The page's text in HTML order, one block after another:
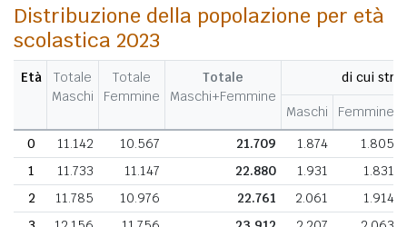
Distribuzione della popolazione per età
scolastica 2023
Età
Totale
Maschi
Totale
Femmine
Totale
Maschi+Femmine
di cui
Maschi
Femmine
0
11.142 10.567 21.709 1.874 1.805
1
11.733 11.147 22.880 1.931 1.831
2
11.785 10.976 22.761 2.061 1.914